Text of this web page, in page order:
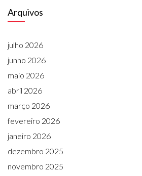
Arquivos
julho 2026
junho 2026
maio 2026
abril 2026
março 2026
fevereiro 2026
janeiro 2026
dezembro 2025
novembro 2025